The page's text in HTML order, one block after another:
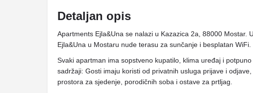
Detaljan opis
Apartments Ejla&Una se nalazi u Kazazica 2a, 88000 Mostar.
Ejla&Una u Mostaru nude terasu za sunčanje i besplatan WiFi.
Svaki apartman ima sopstveno kupatilo, klima uređaj i
sadržaji: Gosti imaju koristi od privatnih usluga prijave i
prostora za sjedenje, porodičnih soba i ostave za prtljag.